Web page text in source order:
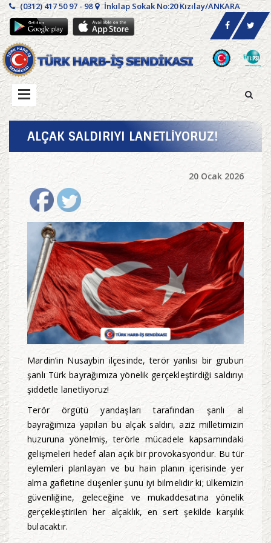
(0312) 417 50 97 - 98 İnkılap Sokak No:20 Kızılay/ANKARA
ALÇAK SALDIRIYI LANETLİYORUZ!
20 Ocak 2026
Mardin’in Nusaybin ilçesinde, terör yanlısı bir grubun
şanlı Türk bayrağımıza yönelik gerçekleştirdiği saldırıyı
şiddetle lanetliyoruz!
Terör örgütü yandaşları tarafından şanlı al
bayrağımıza yapılan bu alçak saldırı, aziz milletimizin
huzuruna yönelmiş, terörle mücadele kapsamındaki
gelişmeleri hedef alan açık bir provokasyondur. Bu tür
eylemleri planlayan ve bu hain planın içerisinde yer
alma gafletine düşenler şunu iyi bilmelidir ki; ülkemizin
güvenliğine, geleceğine ve mukaddesatına yönelik
gerçekleştirilen her alçaklık, en sert şekilde karşılık
bulacaktır.